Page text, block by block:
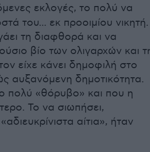
εκλογές, το πολύ να
του... εκ προοιμίου νικητή.
τη διαφθορά και να
βίο των ολιγαρχών και
είχε κάνει δημοφιλή στο
αυξανόμενη δημοτικότητα.
πολύ «θόρυβο» και που η
Το να σιωπήσει,
αίτια», ήταν